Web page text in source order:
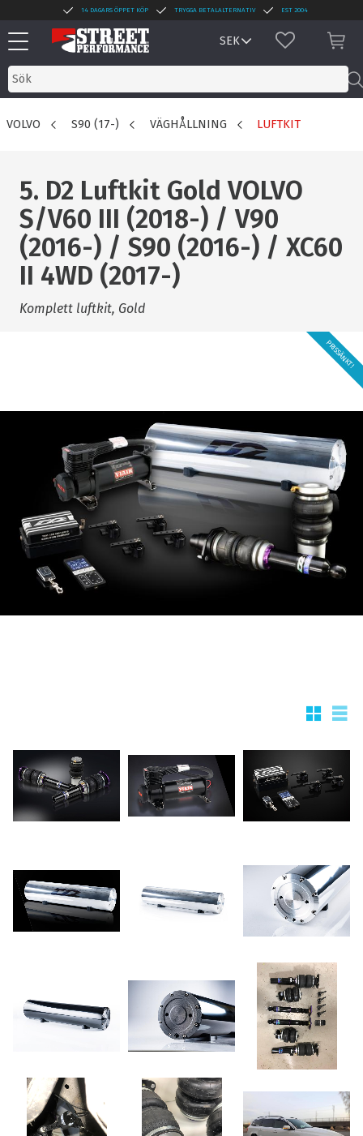
Meny
14 DAGARS ÖPPET KÖP TRYGGA BETALALTERNATIV EST 2004
FAVORITER
VOLVO S90 (17-) VÄGHÅLLNING LUFTKIT
5. D2 Luftkit Gold VOLVO
S/V60 III (2018-) / V90
(2016-) / S90 (2016-) / XC60
II 4WD (2017-)
Komplett luftkit, Gold
PRISSÄNKT!